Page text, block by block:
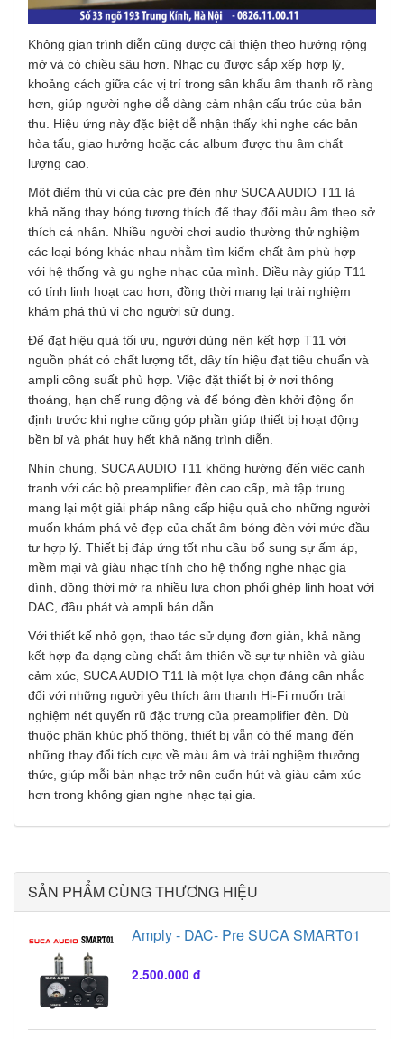
Không gian trình diễn cũng được cải thiện theo hướng rộng
mở và có chiều sâu hơn. Nhạc cụ được sắp xếp hợp lý,
khoảng cách giữa các vị trí trong sân khấu âm thanh rõ ràng
hơn, giúp người nghe dễ dàng cảm nhận cấu trúc của bản
thu. Hiệu ứng này đặc biệt dễ nhận thấy khi nghe các bản
hòa tấu, giao hưởng hoặc các album được thu âm chất
lượng cao.
Một điểm thú vị của các pre đèn như SUCA AUDIO T11 là
khả năng thay bóng tương thích để thay đổi màu âm theo sở
thích cá nhân. Nhiều người chơi audio thường thử nghiệm
các loại bóng khác nhau nhằm tìm kiếm chất âm phù hợp
với hệ thống và gu nghe nhạc của mình. Điều này giúp T11
có tính linh hoạt cao hơn, đồng thời mang lại trải nghiệm
khám phá thú vị cho người sử dụng.
Để đạt hiệu quả tối ưu, người dùng nên kết hợp T11 với
nguồn phát có chất lượng tốt, dây tín hiệu đạt tiêu chuẩn và
ampli công suất phù hợp. Việc đặt thiết bị ở nơi thông
thoáng, hạn chế rung động và để bóng đèn khởi động ổn
định trước khi nghe cũng góp phần giúp thiết bị hoạt động
bền bỉ và phát huy hết khả năng trình diễn.
Nhìn chung, SUCA AUDIO T11 không hướng đến việc cạnh
tranh với các bộ preamplifier đèn cao cấp, mà tập trung
mang lại một giải pháp nâng cấp hiệu quả cho những người
muốn khám phá vẻ đẹp của chất âm bóng đèn với mức đầu
tư hợp lý. Thiết bị đáp ứng tốt nhu cầu bổ sung sự ấm áp,
mềm mại và giàu nhạc tính cho hệ thống nghe nhạc gia
đình, đồng thời mở ra nhiều lựa chọn phối ghép linh hoạt với
DAC, đầu phát và ampli bán dẫn.
Với thiết kế nhỏ gọn, thao tác sử dụng đơn giản, khả năng
kết hợp đa dạng cùng chất âm thiên về sự tự nhiên và giàu
cảm xúc, SUCA AUDIO T11 là một lựa chọn đáng cân nhắc
đối với những người yêu thích âm thanh Hi-Fi muốn trải
nghiệm nét quyến rũ đặc trưng của preamplifier đèn. Dù
thuộc phân khúc phổ thông, thiết bị vẫn có thể mang đến
những thay đổi tích cực về màu âm và trải nghiệm thưởng
thức, giúp mỗi bản nhạc trở nên cuốn hút và giàu cảm xúc
hơn trong không gian nghe nhạc tại gia.
SẢN PHẨM CÙNG THƯƠNG HIỆU
Amply - DAC- Pre SUCA SMART01
2.500.000 đ